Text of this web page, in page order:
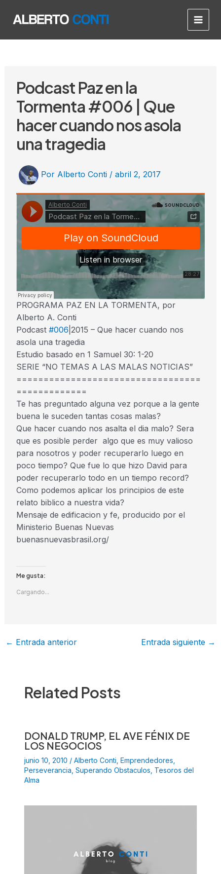
Main
Podcast Paz en la
Tormenta #006 | Que
hacer cuando nos asola
una tragedia
Por Alberto Conti / abril 2, 2017
PROGRAMA PAZ EN LA TORMENTA, por
Alberto A. Conti
Podcast #006 |2015 – Que hacer cuando nos
asola una tragedia
Estudio basado en 1 Samuel 30: 1-20
SERIE “NO TEMAS A LAS MALAS NOTICIAS”
==================================
=============
Te has preguntado alguna vez porque a la gente
buena le suceden tantas cosas malas?
Que hacer cuando nos asalta el dia malo? Sera
que es posible perder algo que es muy valioso
para nosotros y poder recuperarlo luego en
poco tiempo? Que fue lo que hizo David para
poder recuperarlo todo en un tiempo record?
Como podemos aplicar los principios de este
relato biblico a nuestra vida?
Mensaje de edificacion y fe, producido por el
Ministerio Buenas Nuevas
buenasnuevasbrasil.org/
Me gusta:
Cargando...
navigation
← Entrada anterior Entrada siguiente →
Related Posts
DONALD TRUMP, EL AVE FÉNIX DE
LOS NEGOCIOS
junio 10, 2010 / Alberto Conti Emprendedores
Perseverancia Superando Obstaculos Tesoros del
Alma